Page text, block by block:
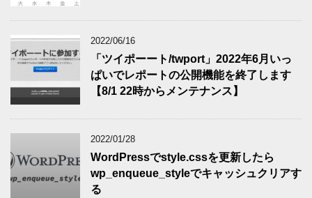
2022/06/16
「ツイポーート/twport」2022年6月いっ
ぱいでレポートの公開機能を終了します
【8/1 22時からメンテナンス】
2022/01/28
WordPressでstyle.cssを更新したら
wp_enqueue_styleでキャッシュクリアす
る